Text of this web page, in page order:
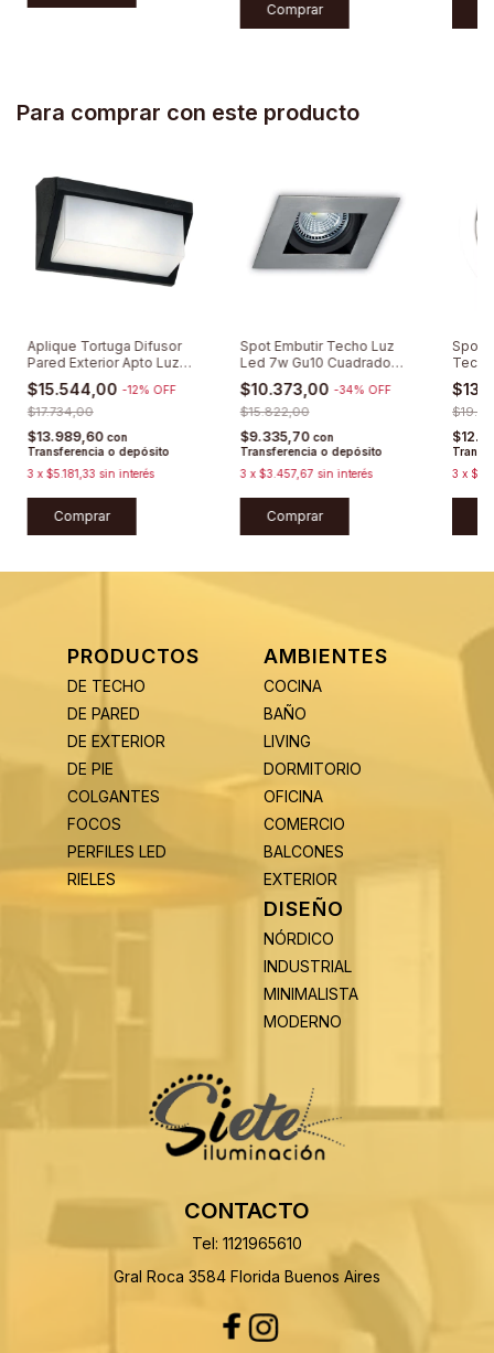
Comprar
Para comprar con este producto
Aplique Tortuga Difusor
Pared Exterior Apto Luz
Led Moderna
$15.544,00 -12% OFF
$17.734,00
$13.989,60 con
Transferencia o depósito
3 x $5.181,33 sin interés
Spot Embutir Techo Luz
Led 7w Gu10 Cuadrado
Acero Platil Móvil
Completo Listo Para
Instalar
$10.373,00 -34% OFF
$15.822,00
$9.335,70 con
Transferencia o depósito
3 x $3.457,67 sin interés
Comprar
Spot
Techo
Móvil
Gu10
3 x
PRODUCTOS
DE TECHO
DE PARED
DE EXTERIOR
DE PIE
COLGANTES
FOCOS
PERFILES LED
RIELES
AMBIENTES
COCINA
BAÑO
LIVING
DORMITORIO
OFICINA
COMERCIO
BALCONES
EXTERIOR
DISEÑO
NÓRDICO
INDUSTRIAL
MINIMALISTA
MODERNO
CONTACTO
Tel: 1121965610
Gral Roca 3584 Florida Buenos Aires